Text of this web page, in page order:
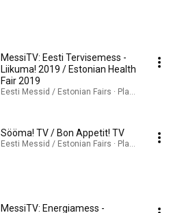
MessiTV: Eesti Tervisemess -
Liikuma! 2019 / Estonian Health
Fair 2019
Eesti Messid / Estonian Fairs · Playlist
Sööma! TV / Bon Appetit! TV
Eesti Messid / Estonian Fairs · Playlist
MessiTV: Energiamess -